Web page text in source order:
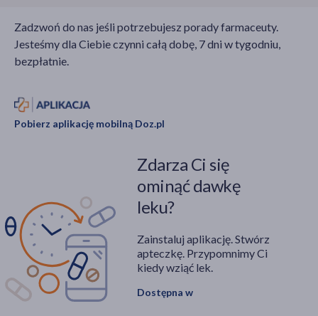
Zadzwoń do nas jeśli potrzebujesz porady farmaceuty.
Jesteśmy dla Ciebie czynni całą dobę, 7 dni w tygodniu,
bezpłatnie.
Pobierz aplikację mobilną Doz.pl
Zdarza Ci się
ominąć dawkę
leku?
Zainstaluj aplikację. Stwórz
apteczkę. Przypomnimy Ci
kiedy wziąć lek.
Dostępna w